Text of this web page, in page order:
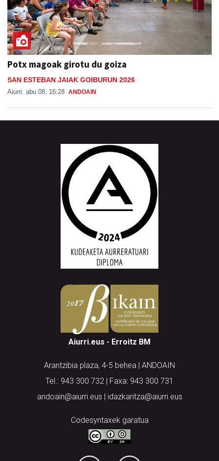
Potx magoak girotu du goiza
SAN ESTEBAN JAIAK GOIBURUN 2026
Aiurri abu 08, 16:28 ANDOAIN
Aiurri.eus - Erroitz BM
Arantzibia plaza, 4-5 behea | ANDOAIN
Tel.: 943 300 732 | Faxa: 943 300 731
andoain@aiurri.eus | idazkaritza@aiurri.eus
Codesyntaxek garatua